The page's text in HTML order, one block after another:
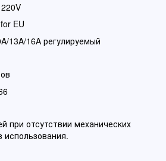
EU
13A/16A регулируемый
при отсутствии механических